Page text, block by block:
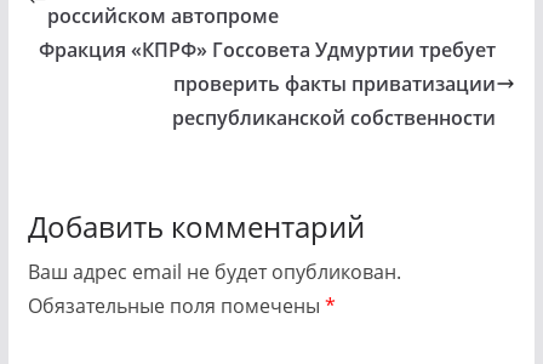
российском автопроме
Фракция «КПРФ» Госсовета Удмуртии требует
проверить факты приватизации
республиканской собственности
Добавить комментарий
Ваш адрес email не будет опубликован.
Обязательные поля помечены *